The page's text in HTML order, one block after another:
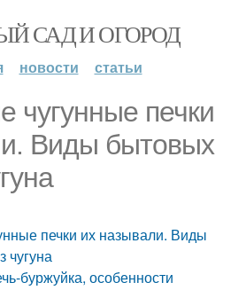
САД И ОГОРОД
новости статьи
чугунные печки
Виды бытовых
печки их называли. Виды
чугуна
буржуйка, особенности